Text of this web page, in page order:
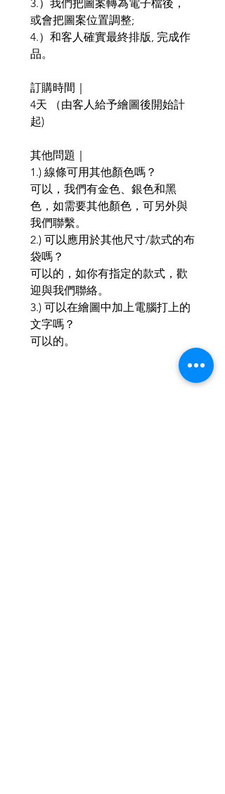
3.）我們把圖案轉為電子檔後，
或會把圖案位置調整;
4.）和客人確實最終排版, 完成作
品。
訂購時間｜
4天 （由客人給予繪圖後開始計
起)
其他問題｜
1.) 線條可用其他顏色嗎？
可以，我們有金色、銀色和黑
色，如需要其他顏色，可另外與
我們聯繫。
2.) 可以應用於其他尺寸/款式的布
袋嗎？
可以的，如你有指定的款式，歡
迎與我們聯絡。
3.) 可以在繪圖中加上電腦打上的
文字嗎？
可以的。